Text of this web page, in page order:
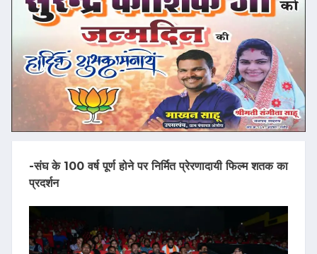
-संघ के 100 वर्ष पूर्ण होने पर निर्मित प्रेरणादायी फिल्म शतक का
प्रदर्शन